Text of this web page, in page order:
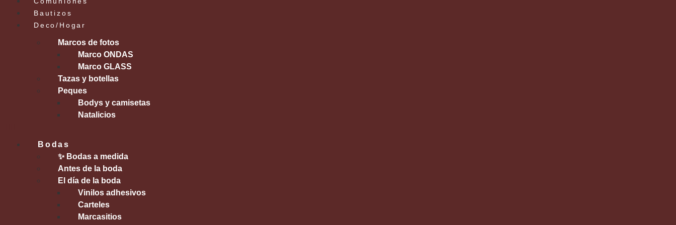
Bautizos
Deco/Hogar
Marcos de fotos
Marco ONDAS
Marco GLASS
Tazas y botellas
Peques
Bodys y camisetas
Natalicios
Bodas
✨ Bodas a medida
Antes de la boda
El día de la boda
Vinilos adhesivos
Carteles
Marcasitios